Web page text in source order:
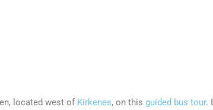
located west of Kirkenes, on this guided bus tour.